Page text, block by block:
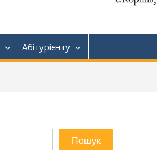
Абітурієнту
Пошук